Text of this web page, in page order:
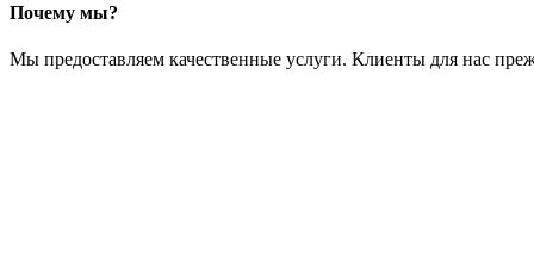
Почему мы?
Мы предоставляем качественные услуги. Клиенты для нас